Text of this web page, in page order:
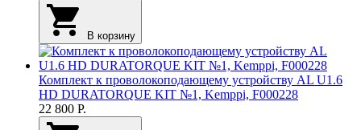
В корзину
Комплект к проволокоподающему устройству AL U1.6
HD DURATORQUE KIT №1, Kemppi, F000228
22 800 Р.